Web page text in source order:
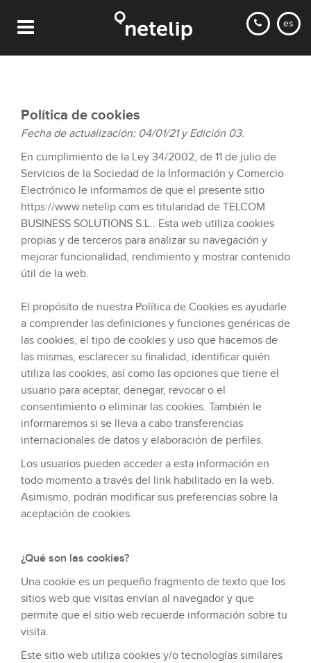
es
Política de cookies
Fecha de actualización: 04/01/21 y Edición 03.
En cumplimiento de la Ley 34/2002, de 11 de julio de
Servicios de la Sociedad de la Información y Comercio
Electrónico le informamos de que el presente sitio
https://www.netelip.com es titularidad de TELCOM
BUSINESS SOLUTIONS S.L.. Esta web utiliza cookies
propias y de terceros para analizar su navegación y
mejorar funcionalidad, rendimiento y mostrar contenido
útil de la web.
El propósito de nuestra Política de Cookies es ayudarle
a comprender las definiciones y funciones genéricas de
las cookies, el tipo de cookies y uso que hacemos de
las mismas, esclarecer su finalidad, identificar quién
utiliza las cookies, así como las opciones que tiene el
usuario para aceptar, denegar, revocar o el
consentimiento o eliminar las cookies. También le
informaremos si se lleva a cabo transferencias
internacionales de datos y elaboración de perfiles.
Los usuarios pueden acceder a esta información en
todo momento a través del link habilitado en la web.
Asimismo, podrán modificar sus preferencias sobre la
aceptación de cookies.
¿Qué son las cookies?
Una cookie es un pequeño fragmento de texto que los
sitios web que visitas envían al navegador y que
permite que el sitio web recuerde información sobre tu
visita.
Este sitio web utiliza cookies y/o tecnologías similares